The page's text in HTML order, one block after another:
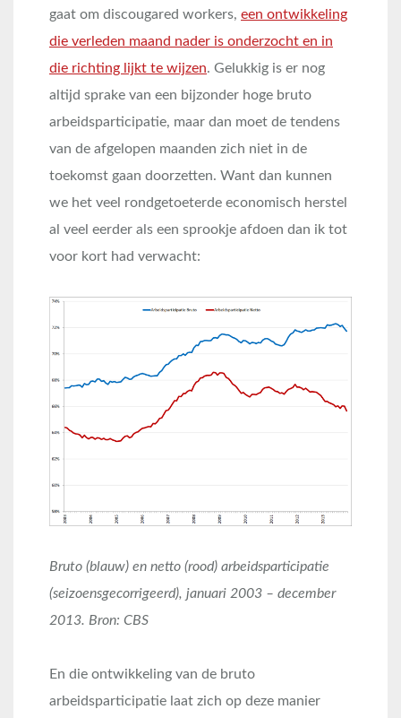
gaat om discougared workers, een ontwikkeling
die verleden maand nader is onderzocht en in
die richting lijkt te wijzen. Gelukkig is er nog
altijd sprake van een bijzonder hoge bruto
arbeidsparticipatie, maar dan moet de tendens
van de afgelopen maanden zich niet in de
toekomst gaan doorzetten. Want dan kunnen
we het veel rondgetoeterde economisch herstel
al veel eerder als een sprookje afdoen dan ik tot
voor kort had verwacht:
Bruto (blauw) en netto (rood) arbeidsparticipatie
(seizoensgecorrigeerd), januari 2003 – december
2013. Bron: CBS
En die ontwikkeling van de bruto
arbeidsparticipatie laat zich op deze manier